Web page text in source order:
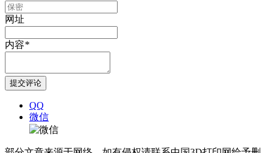
网址
内容*
QQ
微信